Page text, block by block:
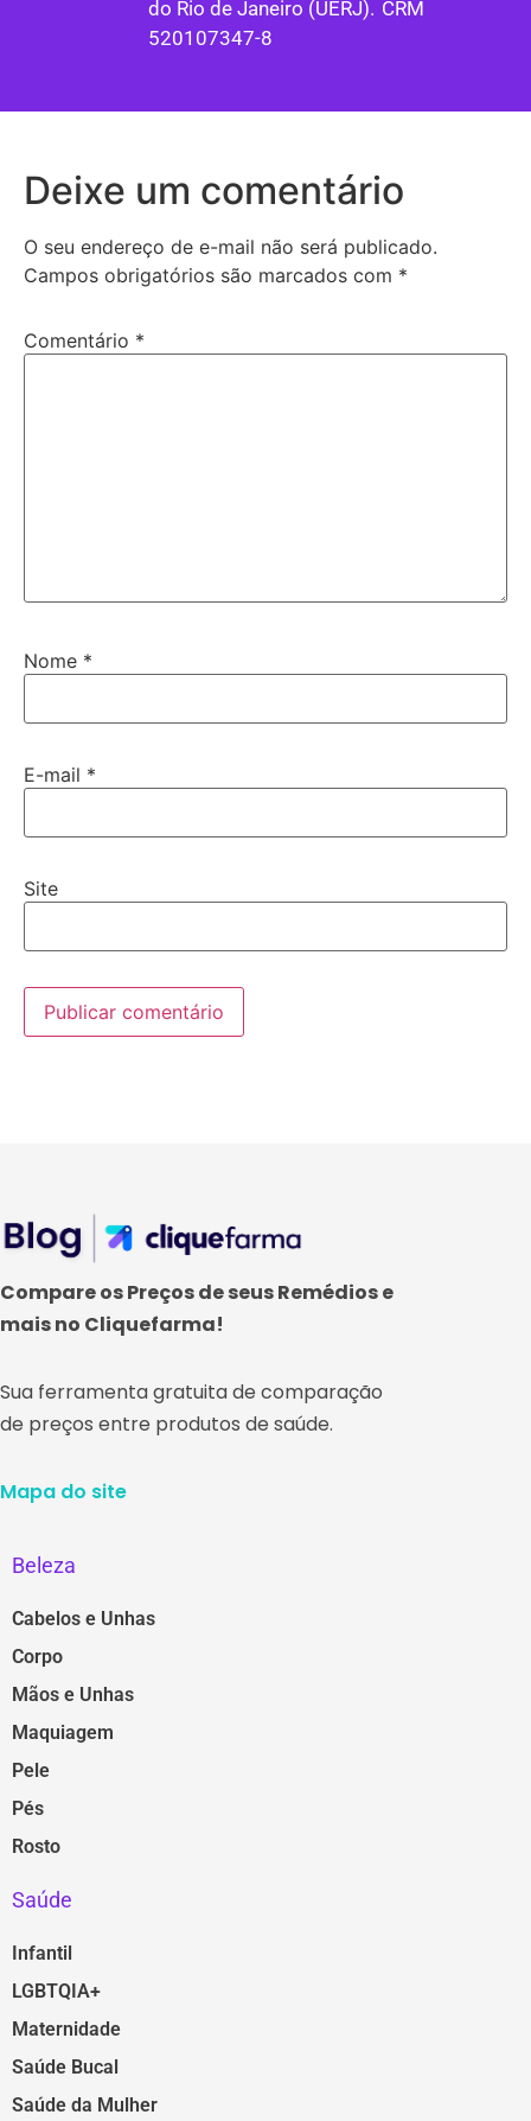
do Rio de Janeiro (UERJ). CRM
520107347-8
Deixe um comentário
O seu endereço de e-mail não será publicado.
Campos obrigatórios são marcados com *
Comentário *
Nome *
E-mail *
Site
Compare os Preços de seus Remédios e
mais no Cliquefarma!
Sua ferramenta gratuita de comparação
de preços entre produtos de saúde.
Mapa do site
Beleza
Cabelos e Unhas
Corpo
Mãos e Unhas
Maquiagem
Pele
Pés
Rosto
Saúde
Infantil
LGBTQIA+
Maternidade
Saúde Bucal
Saúde da Mulher